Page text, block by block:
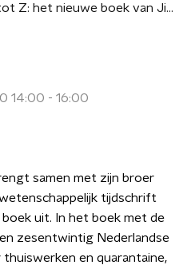
CoronA tot Z: het nieuwe boek van Jim en Dolf Jansen
14:00 - 16:00
samen met zijn broer
tijdschrift
uit. In het boek met de
zesentwintig Nederlandse
en quarantaine,